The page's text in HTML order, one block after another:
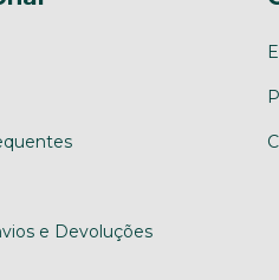
e Devoluções